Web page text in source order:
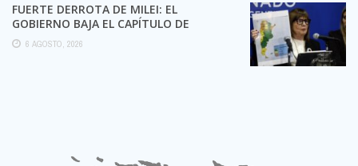
FUERTE DERROTA DE MILEI: EL
GOBIERNO BAJA EL CAPÍTULO DE
EXTRANJERIZACIÓN DE TIERRAS
6 AGOSTO, 2026